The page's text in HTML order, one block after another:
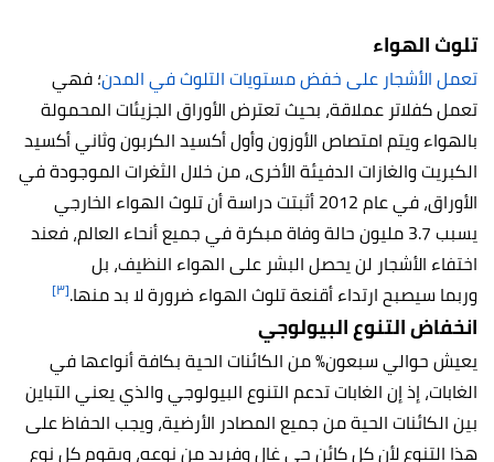
تلوث الهواء
تعمل الأشجار على خفض مستويات التلوث في المدن؛ فهي
تعمل كفلاتر عملاقة، بحيث تعترض الأوراق الجزيئات المحمولة
بالهواء ويتم امتصاص الأوزون وأول أكسيد الكربون وثاني أكسيد
الكبريت والغازات الدفيئة الأخرى، من خلال الثغرات الموجودة في
الأوراق، في عام 2012 أثبتت دراسة أن تلوث الهواء الخارجي
يسبب 3.7 مليون حالة وفاة مبكرة في جميع أنحاء العالم،
فعند
اختفاء الأشجار لن يحصل البشر على الهواء النظيف، بل
وربما سيصبح ارتداء أقنعة تلوث الهواء ضرورة لا بد منها.[٣]
انخفاض التنوع البيولوجي
يعيش حوالي سبعون% من الكائنات الحية بكافة أنواعها في
الغابات، إذ إن الغابات تدعم التنوع البيولوجي والذي يعني التباين
بين الكائنات الحية من جميع المصادر الأرضية، ويجب الحفاظ على
هذا التنوع لأن كل كائن حي غالٍ وفريد من نوعه، ويقوم كل نوع